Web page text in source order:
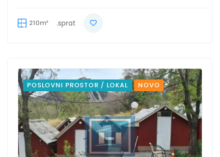
210m² .sprat
POSLOVNI PROSTOR / LOKAL NOVO